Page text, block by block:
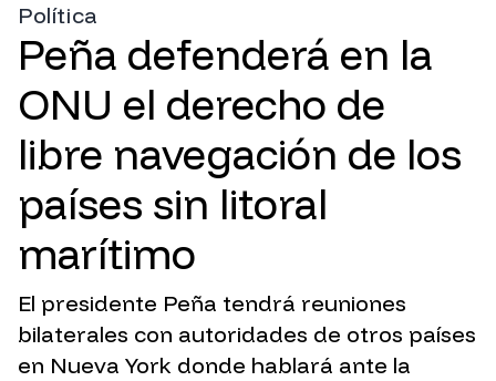
Política
Peña defenderá en la
ONU el derecho de
libre navegación de los
países sin litoral
marítimo
El presidente Peña tendrá reuniones
bilaterales con autoridades de otros países
en Nueva York donde hablará ante la